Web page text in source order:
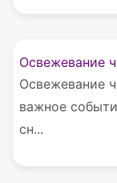
Освежевание
Освежевание
важное
сн...